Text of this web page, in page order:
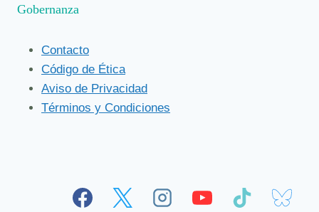
Gobernanza
Contacto
Código de Ética
Aviso de Privacidad
Términos y Condiciones